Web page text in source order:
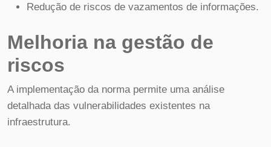
Redução de riscos de vazamentos de informações.
Melhoria na gestão de
riscos
A implementação da norma permite uma análise
detalhada das vulnerabilidades existentes na
infraestrutura.